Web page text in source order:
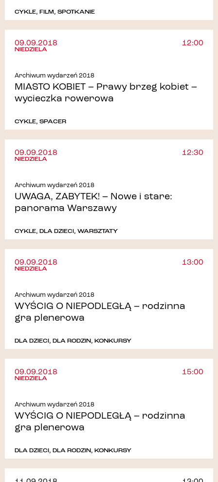
CYKLE, FILM, SPOTKANIE
09.09.2018
NIEDZIELA
12:00
Archiwum wydarzeń 2018
MIASTO KOBIET – Prawy brzeg kobiet –
wycieczka rowerowa
CYKLE, SPACER
09.09.2018
NIEDZIELA
12:30
Archiwum wydarzeń 2018
UWAGA, ZABYTEK! – Nowe i stare:
panorama Warszawy
CYKLE, DLA DZIECI, WARSZTATY
09.09.2018
NIEDZIELA
13:00
Archiwum wydarzeń 2018
WYŚCIG O NIEPODLEGŁĄ – rodzinna
gra plenerowa
DLA DZIECI, DLA RODZIN, KONKURSY
09.09.2018
NIEDZIELA
15:00
Archiwum wydarzeń 2018
WYŚCIG O NIEPODLEGŁĄ – rodzinna
gra plenerowa
DLA DZIECI, DLA RODZIN, KONKURSY